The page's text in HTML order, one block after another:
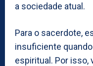
a sociedade atual.
Para o sacerdote,
insuficiente
espiritual. Por isso,